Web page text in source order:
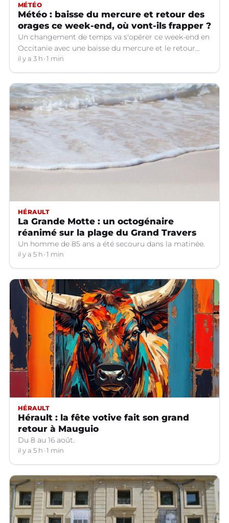
MÉTÉO
Météo : baisse du mercure et retour des
orages ce week-end, où vont-ils frapper ?
Un changement de temps va s'opérer ce week-end en
Occitanie avec une baisse du mercure et le retour
d'orages dans certains départements.
il y a 3 h 1 min
HÉRAULT
La Grande Motte : un octogénaire
réanimé sur la plage du Grand Travers
Un homme de 85 ans a été secouru dans la matinée.
il y a 5 h 1 min
HÉRAULT
Hérault : la fête votive fait son grand
retour à Mauguio
Du 8 au 16 août.
il y a 5 h 1 min